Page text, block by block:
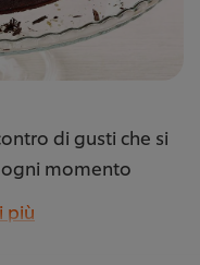
di gusti che si
momento
più